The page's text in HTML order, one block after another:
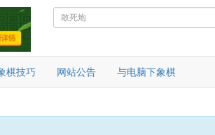
棋技巧 网站公告 与电脑下象棋